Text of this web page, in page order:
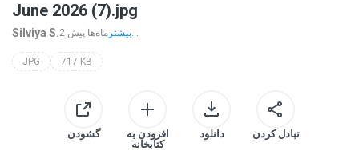
June 2026 (7).jpg
Silviya S. 2 ماه‌ها پیش بیشتر...
JPG 717 KB
گشودن
افزودن به
کتابخانه
دانلود تبادل کردن